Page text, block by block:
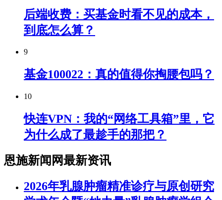
后端收费：买基金时看不见的成本，
到底怎么算？
9
基金100022：真的值得你掏腰包吗？
10
快连VPN：我的“网络工具箱”里，它
为什么成了最趁手的那把？
恩施新闻网最新资讯
2026年乳腺肿瘤精准诊疗与原创研究